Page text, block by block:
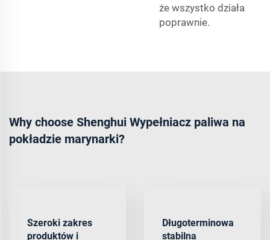
że wszystko działa
poprawnie.
Why choose Shenghui Wypełniacz paliwa na
pokładzie marynarki?
Szeroki zakres
produktów i
Długoterminowa
stabilna